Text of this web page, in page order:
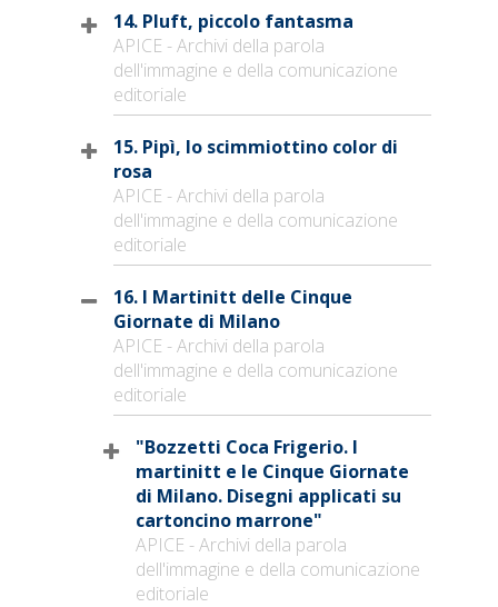
14. Pluft, piccolo fantasma
APICE - Archivi della parola
dell'immagine e della comunicazione
editoriale
15. Pipì, lo scimmiottino color di
rosa
APICE - Archivi della parola
dell'immagine e della comunicazione
editoriale
16. I Martinitt delle Cinque
Giornate di Milano
APICE - Archivi della parola
dell'immagine e della comunicazione
editoriale
"Bozzetti Coca Frigerio. I
martinitt e le Cinque Giornate
di Milano. Disegni applicati su
cartoncino marrone"
APICE - Archivi della parola
dell'immagine e della comunicazione
editoriale